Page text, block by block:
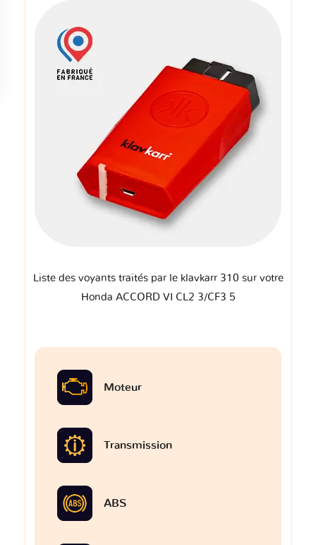
Liste des voyants traités par le klavkarr 310 sur votre
Honda ACCORD VI CL2 3/CF3 5
Moteur
Transmission
ABS